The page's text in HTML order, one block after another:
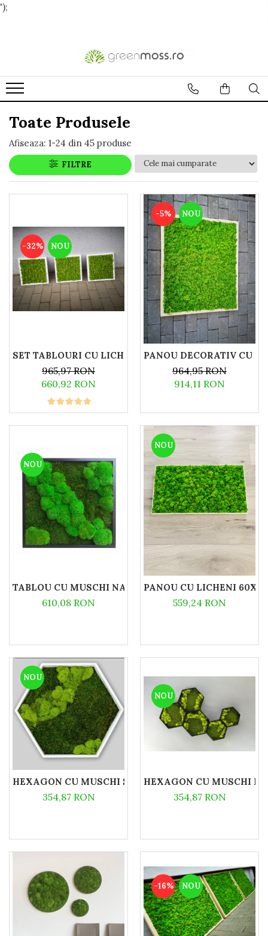
');
Toate Produsele
Afiseaza: 1-24 din 45 produse
FILTRE
-32% NOU
SET TABLOURI CU LICHENI NATURALI 30X30
965,97 RON
660,92 RON
-5% NOU
PANOU DECORATIV CU
964,95 RON
914,11 RON
NOU
TABLOU CU MUSCHI NATURALI 30X30
610,08 RON
NOU
PANOU CU LICHENI 60X40
559,24 RON
NOU
HEXAGON CU MUSCHI SI LICHENI 31X26
354,87 RON
NOU
HEXAGON CU MUSCHI
354,87 RON
-16% NOU